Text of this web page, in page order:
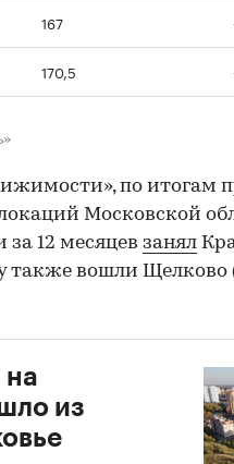
167
170,5
по итогам
Московской
за 12 месяцев занял
также вошли Щелково
на
из